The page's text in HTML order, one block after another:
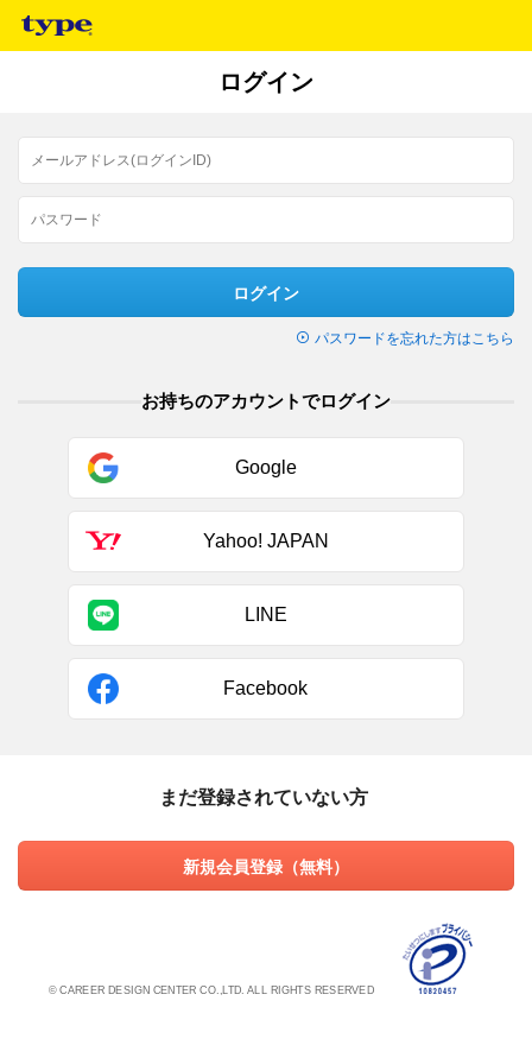
ログイン
ログイン
パスワードを忘れた方はこちら
お持ちのアカウントでログイン
Google
Yahoo! JAPAN
LINE
Facebook
まだ登録されていない方
新規会員登録（無料）
© CAREER DESIGN CENTER CO.,LTD. ALL RIGHTS RESERVED